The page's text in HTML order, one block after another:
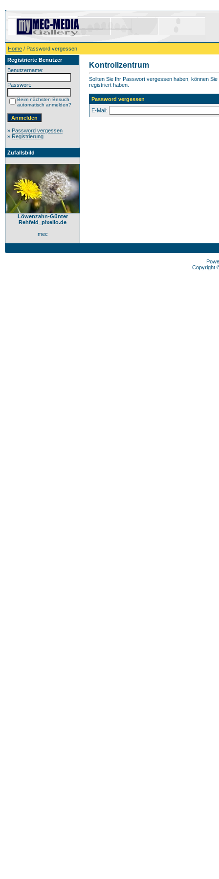
Home / Password vergessen
Registrierte Benutzer
Benutzername:
Passwort:
Beim nächsten Besuch
automatisch anmelden?
» Password vergessen
» Registrierung
Zufallsbild
Löwenzahn-Günter
Rehfeld_pixelio.de
mec
Kontrollzentrum
Sollten Sie Ihr Passwort vergessen haben, können
registriert haben.
Password vergessen
E-Mail:
Copyright